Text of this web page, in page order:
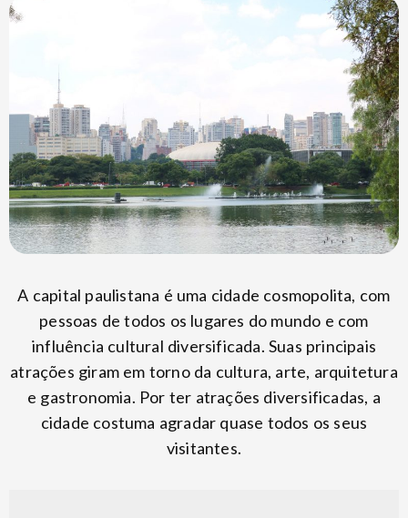
A capital paulistana é uma cidade cosmopolita, com
pessoas de todos os lugares do mundo e com
influência cultural diversificada. Suas principais
atrações giram em torno da cultura, arte, arquitetura
e gastronomia. Por ter atrações diversificadas, a
cidade costuma agradar quase todos os seus
visitantes.